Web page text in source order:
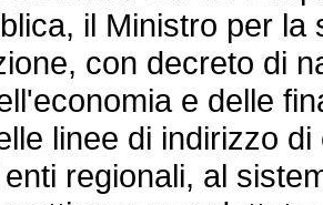
il Ministro per
con decreto di
e delle
linee di indirizzo
regionali, al